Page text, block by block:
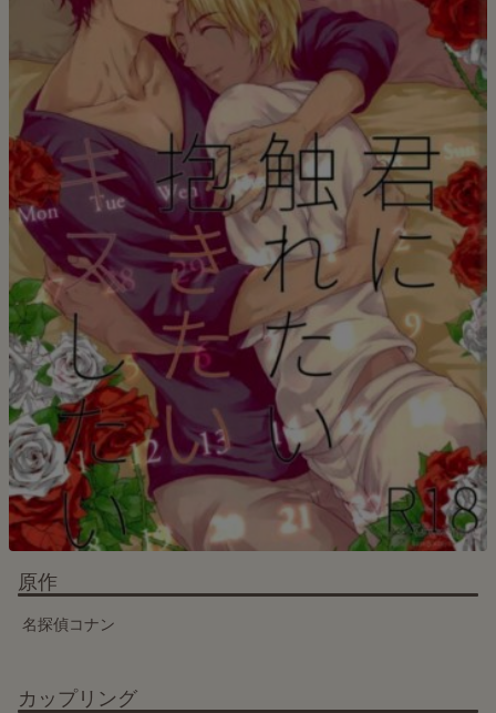
原作
名探偵コナン
カップリング